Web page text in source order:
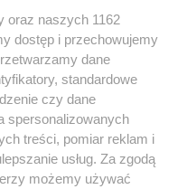
oraz naszych 1162
dostęp i przechowujemy
dane
standardowe
czy dane
spersonalizowanych
treści, pomiar reklam i
usług. Za zgodą
możemy używać